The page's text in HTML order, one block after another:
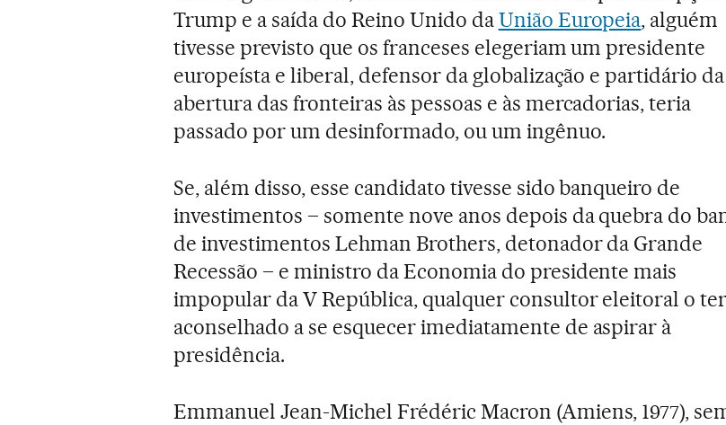
Trump e a saída do Reino Unido daUnião Europeia, alguém
tivesse previsto que os franceses elegeriam um presidente
europeísta e liberal, defensor da globalização e partidário da
abertura das fronteiras às pessoas e às mercadorias, teria
passado por um desinformado, ou um ingênuo.
Se, além disso, esse candidato tivesse sido banqueiro de
investimentos – somente nove anos depois da quebra do
de investimentos Lehman Brothers, detonador da Grande
Recessão – e ministro da Economia do presidente mais
impopular da V República, qualquer consultor eleitoral o
aconselhado a se esquecer imediatamente de aspirar à
presidência.
Emmanuel Jean-Michel Frédéric Macron (Amiens, 1977),